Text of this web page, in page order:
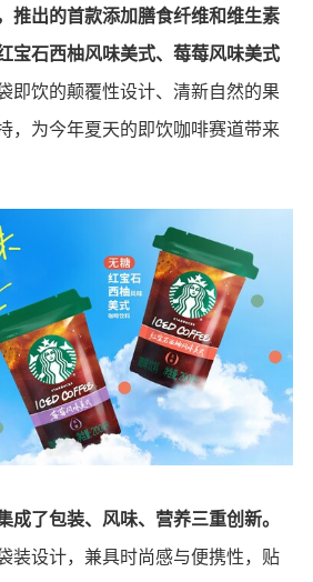
推出的首款添加膳食纤维和维生素
宝石西柚风味美式、莓莓风味美式
即饮的颠覆性设计、清新自然的果
，为今年夏天的即饮咖啡赛道带来
成了包装、风味、营养三重创新。
装设计，兼具时尚感与便携性，贴